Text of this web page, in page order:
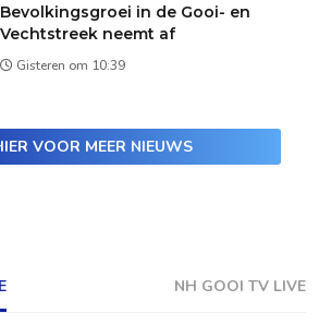
Bevolkingsgroei in de Gooi- en
Vechtstreek neemt af
Gisteren om 10:39
VOOR MEER NIEUWS
NH GOOI TV LIVE